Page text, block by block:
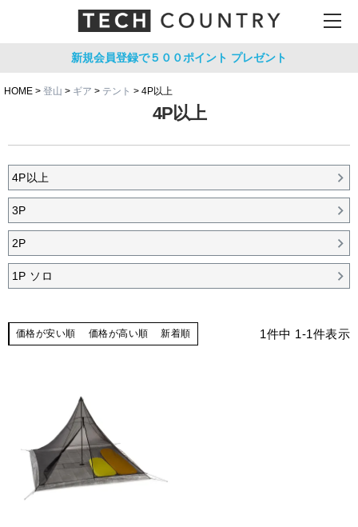
新規会員登録で５００ポイント プレゼント
HOME 登山 ギア テント 4P以上
4P以上
4P以上
3P
2P
1P ソロ
価格が安い順 価格が高い順 新着順 1件中 1-1件表示